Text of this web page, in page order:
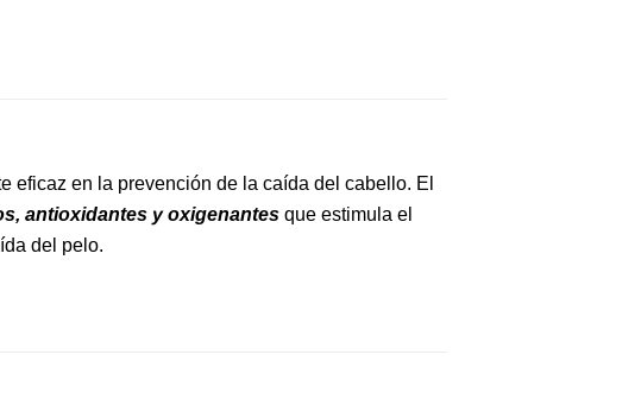
eficaz en la prevención de la caída del cabello. El
antioxidantes y oxigenantes que estimula el
del pelo.